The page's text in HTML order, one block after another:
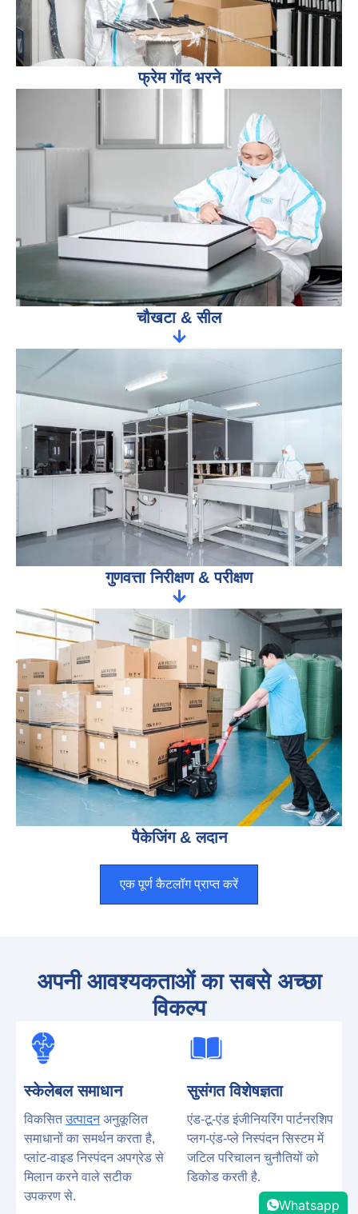
फ्रेम गोंद भरने
चौखटा & सील
गुणवत्ता निरीक्षण & परीक्षण
पैकेजिंग & लदान
एक पूर्ण कैटलॉग प्राप्त करें
अपनी आवश्यकताओं का सबसे अच्छा
विकल्प
स्केलेबल समाधान
विकसितउत्पादनअनुकूलित
समाधानों का समर्थन करता है,
प्लांट-वाइड निस्पंदन अपग्रेड से
मिलान करने वाले सटीक
उपकरण से.
सुसंगत विशेषज्ञता
एंड-टू-एंड इंजीनियरिंग पार्टनरशिप
प्लग-एंड-प्ले निस्पंदन सिस्टम में
जटिल परिचालन चुनौतियों को
डिकोड करती है.
Whatsapp